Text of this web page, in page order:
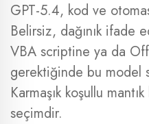
GPT-5.4, kod ve
Belirsiz, dağınık ifade
VBA scriptine ya da
gerektiğinde bu model
Karmaşık koşullu
seçimdir.